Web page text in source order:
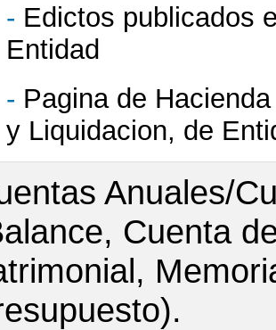
- Edictos publicados
Entidad
- Pagina de
y Liquidacion, de
Anuales/
Cuenta